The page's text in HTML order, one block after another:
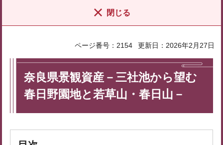
閉じる
ページ番号：2154 更新日：2026年2月27日
奈良県景観資産－三社池から望む
春日野園地と若草山・春日山－